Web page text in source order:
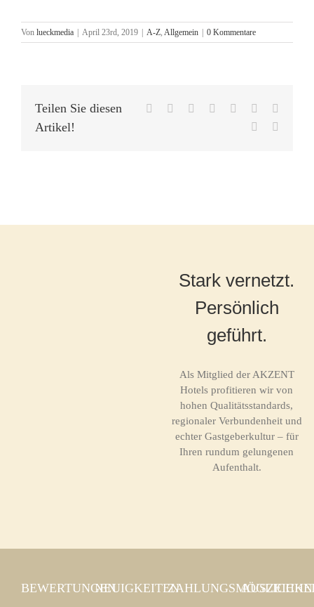
Von lueckmedia April 23rd, 2019 A-Z, Allgemein 0 Kommentare
Teilen Sie diesen
Artikel!
Facebook Reddit LinkedInWhatsApp
Tumblr
Stark vernetzt.
Persönlich
geführt.
Als Mitglied der AKZENT
Hotels profitieren wir von
hohen Qualitätsstandards,
regionaler Verbundenheit und
echter Gastgeberkultur – für
Ihren rundum gelungenen
Aufenthalt.
BEWERTUNGENNEUIGKEITEN